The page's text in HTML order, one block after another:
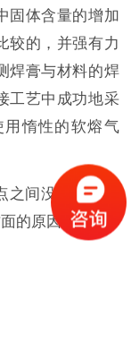
固体含量的增加
较的，并强有力
焊膏与材料的焊
工艺中成功地采
惰性的软熔气
间没有形成焊
的原因：